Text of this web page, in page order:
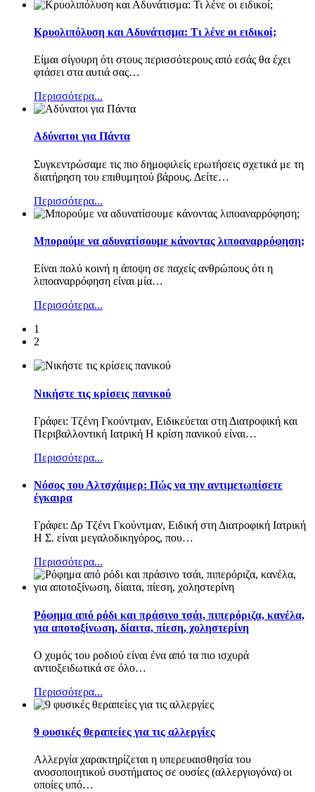
Κρυολιπόλυση και Αδυνάτισμα: Τι λένε οι ειδικοί;
Είμαι σίγουρη ότι στους περισσότερους από εσάς θα έχει
φτάσει στα αυτιά σας…
Περισσότερα...
Αδύνατοι για Πάντα
Συγκεντρώσαμε τις πιο δημοφιλείς ερωτήσεις σχετικά με τη
διατήρηση του επιθυμητού βάρους. Δείτε…
Περισσότερα...
Μπορούμε να αδυνατίσουμε κάνοντας λιποαναρρόφηση;
Είναι πολύ κοινή η άποψη σε παχείς ανθρώπους ότι η
λιποαναρρόφηση είναι μία…
Περισσότερα...
1
2
Νικήστε τις κρίσεις πανικού
Γράφει: Τζένη Γκούντμαν, Ειδικεύεται στη Διατροφική και
Περιβαλλοντική Ιατρική Η κρίση πανικού είναι…
Περισσότερα...
Nόσος του Αλτσχάιμερ: Πώς να την αντιμετωπίσετε
έγκαιρα
Γράφει: Δρ Τζένι Γκούντμαν, Ειδική στη Διατροφική Ιατρική
Η Σ. είναι μεγαλοδικηγόρος, που…
Περισσότερα...
Ρόφημα από ρόδι και πράσινο τσάι, πιπερόριζα, κανέλα,
για αποτοξίνωση, δίαιτα, πίεση, χοληστερίνη
Ο χυμός του ροδιού είναι ένα από τα πιο ισχυρά
αντιοξειδωτικά σε όλο…
Περισσότερα...
9 φυσικές θεραπείες για τις αλλεργίες
Αλλεργία χαρακτηρίζεται η υπερευαισθησία του
ανοσοποιητικού συστήματος σε ουσίες (αλλεργιογόνα) οι
οποίες υπό…